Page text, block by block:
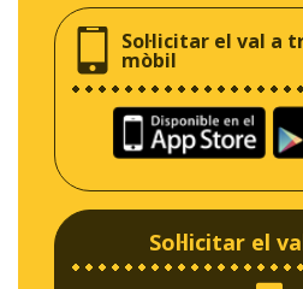
Sol·licitar el val a
mòbil
Sol·licitar el